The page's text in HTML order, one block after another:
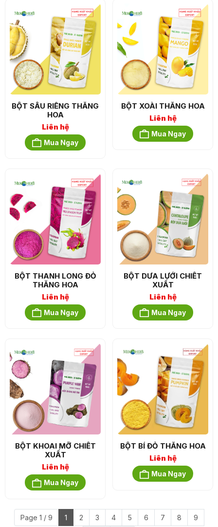
BỘT SẦU RIÊNG THĂNG
HOA
Liên hệ
Mua Ngay
BỘT XOÀI THĂNG HOA
Liên hệ
Mua Ngay
BỘT THANH LONG ĐỎ
THĂNG HOA
Liên hệ
Mua Ngay
BỘT DƯA LƯỚI CHIẾT
XUẤT
Liên hệ
Mua Ngay
BỘT KHOAI MỠ CHIẾT
XUẤT
Liên hệ
Mua Ngay
BỘT BÍ ĐỎ THĂNG HOA
Liên hệ
Mua Ngay
Page 1 / 9 1 2 3 4 5 6 7 8 9